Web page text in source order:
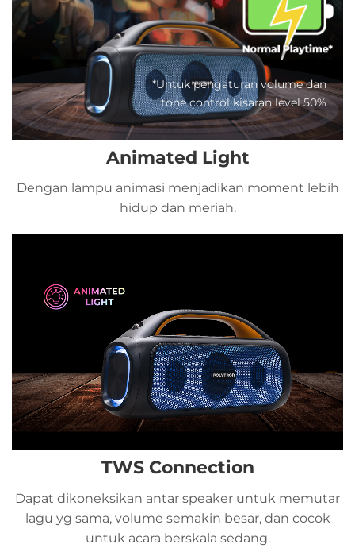
*Untuk pengaturan volume dan
tone control kisaran level 50%
Animated Light
Dengan lampu animasi menjadikan moment lebih
hidup dan meriah.
TWS Connection
Dapat dikoneksikan antar speaker untuk memutar
lagu yg sama, volume semakin besar, dan cocok
untuk acara berskala sedang.